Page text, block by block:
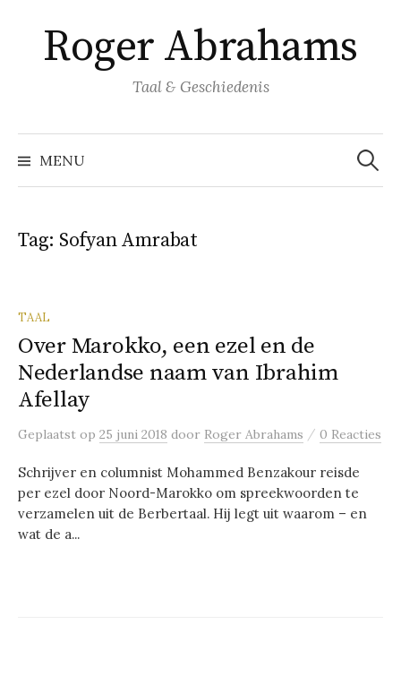
inhoud
springen
Roger Abrahams
Taal & Geschiedenis
MENU
Zoeken
naar:
Tag: Sofyan Amrabat
TAAL
Over Marokko, een ezel en de
Nederlandse naam van Ibrahim
Afellay
Geplaatst op 25 juni 2018 door Roger Abrahams / 0 Reacties
Schrijver en columnist Mohammed Benzakour reisde
per ezel door Noord-Marokko om spreekwoorden te
verzamelen uit de Berbertaal. Hij legt uit waarom – en
wat de a...